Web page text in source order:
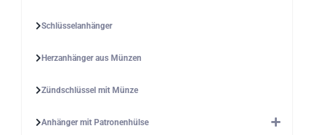
Schlüsselanhänger
Herzanhänger aus Münzen
Zündschlüssel mit Münze
Anhänger mit Patronenhülse